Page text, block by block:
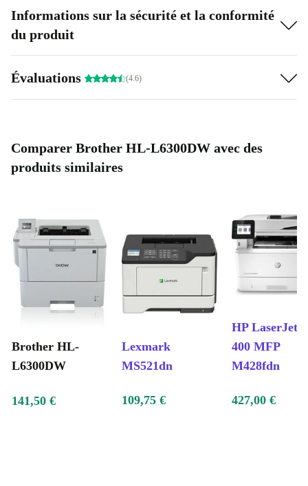
Informations sur la sécurité et la conformité
du produit
Évaluations (4.6)
Comparer Brother HL-L6300DW avec des
produits similaires
Brother HL-
L6300DW
Lexmark
MS521dn
HP LaserJet
400 MFP
M428fdn
141,50 € 109,75 € 427,00 €